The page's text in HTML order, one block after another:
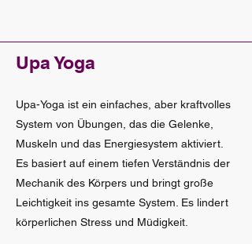
Upa Yoga
Upa-Yoga ist ein einfaches, aber kraftvolles
System von Übungen, das die Gelenke,
Muskeln und das Energiesystem aktiviert.
Es basiert auf einem tiefen Verständnis der
Mechanik des Körpers und bringt große
Leichtigkeit ins gesamte System. Es lindert
körperlichen Stress und Müdigkeit.